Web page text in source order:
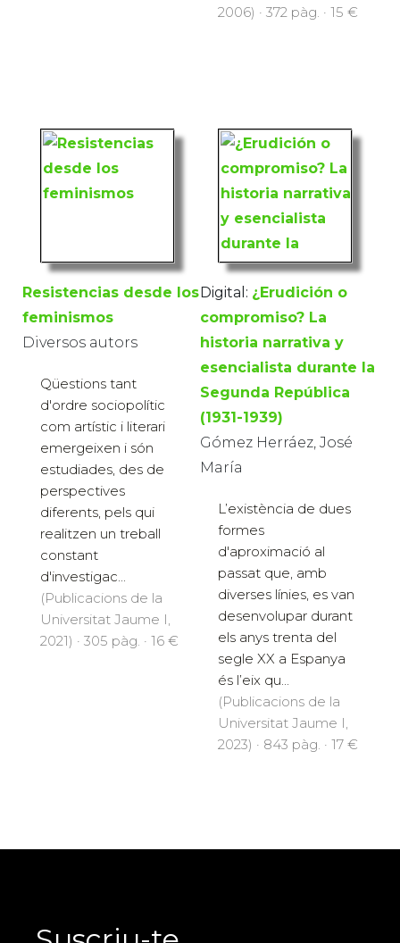
2006) · 372 pàg. · 15 €
Resistencias desde los
feminismos
Diversos autors
Qüestions tant
d'ordre sociopolític
com artístic i literari
emergeixen i són
estudiades, des de
perspectives
diferents, pels qui
realitzen un treball
constant
d'investigac...
(Publicacions de la
Universitat Jaume I,
2021) · 305 pàg. · 16 €
Digital: ¿Erudición o
compromiso? La
historia narrativa y
esencialista durante la
Segunda República
(1931-1939)
Gómez Herráez, José
María
L’existència de dues
formes
d'aproximació al
passat que, amb
diverses línies, es van
desenvolupar durant
els anys trenta del
segle XX a Espanya
és l’eix qu...
(Publicacions de la
Universitat Jaume I,
2023) · 843 pàg. · 17 €